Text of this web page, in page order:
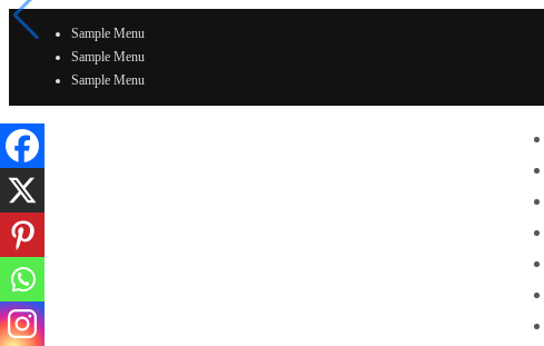
Sample Menu
Sample Menu
Sample Menu